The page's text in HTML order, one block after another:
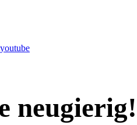
neugierig!